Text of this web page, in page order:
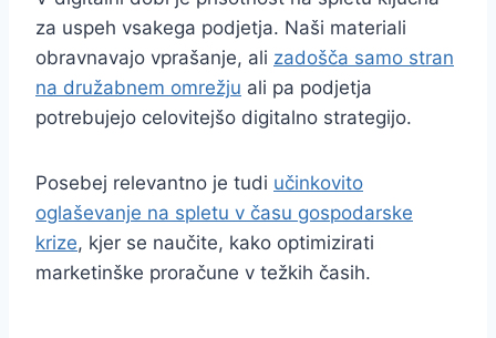
za uspeh vsakega podjetja. Naši materiali
obravnavajo vprašanje, ali zadošča samo stran
na družabnem omrežju ali pa podjetja
potrebujejo celovitejšo digitalno strategijo.
Posebej relevantno je tudi učinkovito
oglaševanje na spletu v času gospodarske
krize, kjer se naučite, kako optimizirati
marketinške proračune v težkih časih.